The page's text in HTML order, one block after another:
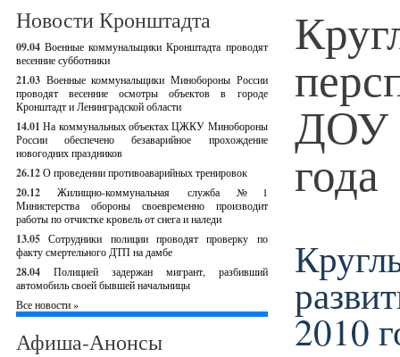
Новости Кронштадта
09.04 Военные коммунальщики Кронштадта проводят
весенние субботники
21.03 Военные коммунальщики Минобороны России
проводят весенние осмотры объектов в городе
Кронштадт и Ленинградской области
14.01 На коммунальных объектах ЦЖКУ Минобороны
России обеспечено безаварийное прохождение
новогодних праздников
26.12О проведении противоаварийных тренировок
20.12
Жилищно-коммунальная служба №1
Министерства обороны своевременно производит
работы по отчистке кровель от снега и наледи
13.05 Сотрудники полиции проводят проверку по
факту смертельного ДТП на дамбе
28.04
Полицией задержан мигрант, разбивший
автомобиль своей бывшей начальницы
Все новости »
Афиша-Анонсы
ДОУ
года
2010